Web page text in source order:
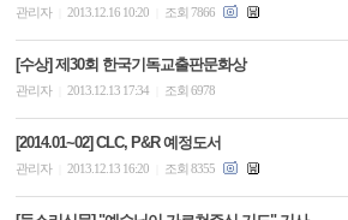
관리자 2013.12.16 10:20 조회 7866
[수상] 제30회 한국기독교출판문화상
관리자 2013.12.13 17:34 조회 6978
[2014.01~02] CLC, P&R 예정도서
관리자 2013.12.13 16:20 조회 8355